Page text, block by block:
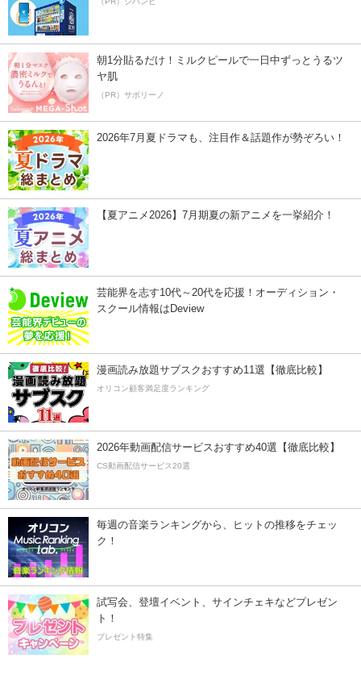
朝1分貼るだけ！ミルクピールで一日中ずっとうるツ
ヤ肌
（PR）サボリーノ
2026年7月夏ドラマも、注目作＆話題作が勢ぞろい！
【夏アニメ2026】7月期夏の新アニメを一挙紹介！
芸能界を志す10代～20代を応援！オーディション・
スクール情報はDeview
漫画読み放題サブスクおすすめ11選【徹底比較】
オリコン顧客満足度ランキング
2026年動画配信サービスおすすめ40選【徹底比較】
CS動画配信サービス20選
毎週の音楽ランキングから、ヒットの推移をチェッ
ク！
試写会、登壇イベント、サインチェキなどプレゼン
ト！
プレゼント特集